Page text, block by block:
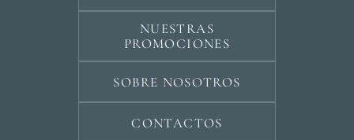
NUESTRAS
PROMOCIONES
SOBRE NOSOTROS
CONTACTOS